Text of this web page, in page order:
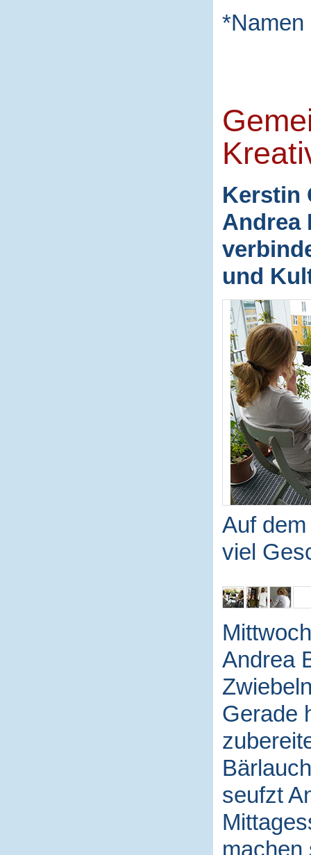
*Namen
Kerstin
Andrea
und
Auf
viel
Andrea
Gerade
seufzt
machen